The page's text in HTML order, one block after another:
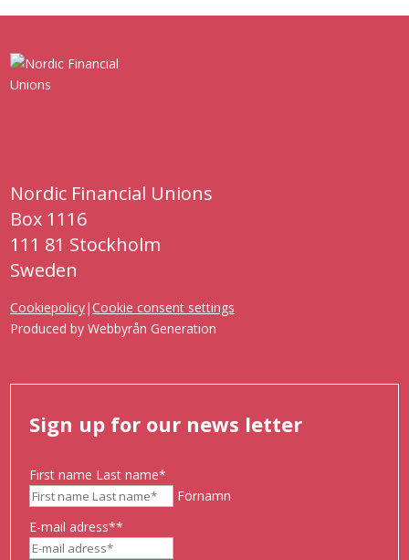
Nordic Financial Unions
Box 1116
111 81 Stockholm
Sweden
Cookiepolicy|Cookie consent settings
Produced byWebbyrån Generation
Sign up for our news letter
First name Last name*
Förnamn
E-mail adress**